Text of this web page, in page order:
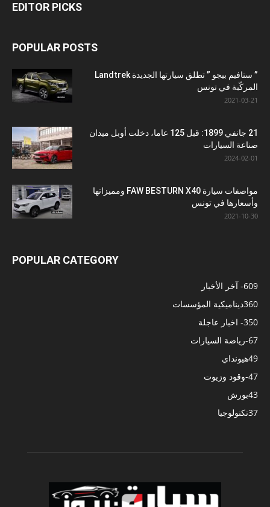
EDITOR PICKS
POPULAR POSTS
” ستافيم بيجو ” تطلق سيارتها الجديدة Landtrek
المركّبة في تونس
2021-03-21
21 جانفي 1899: قبل 125 عاما، دخلت أوبل ميدان
صناعة السيارات
2024-02-01
مواصفات سيارة FAW BESTURN X40 ومميزاتها
وأسعارها في تونس
2021-10-30
POPULAR CATEGORY
- آخر الأخبار609
ديناميكية المؤسسات360
- اخبار عاجلة350
-رياضة السيارات67
هيونداي49
-وقود وزيوت47
بورش43
تكنولوجيا37